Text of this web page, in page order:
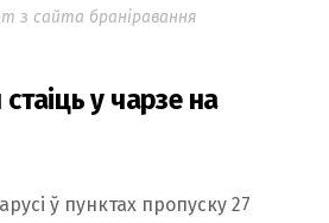
з сайта браніравання
у чарзе на
ў пунктах пропуску 27